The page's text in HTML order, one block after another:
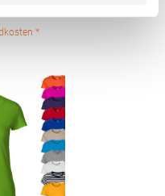
Ober-Ramstadt
*